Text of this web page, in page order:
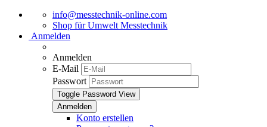
info@messtechnik-online.com
Shop für Umwelt Messtechnik
Anmelden
Anmelden
E-Mail
Passwort
Toggle Password View
Konto erstellen